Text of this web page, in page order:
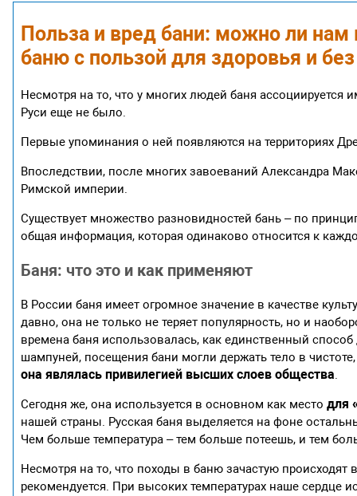
Польза и вред бани: можно ли
баню с пользой для здоровья и
Несмотря на то, что у многих людей баня
Руси еще не было.
Первые упоминания о ней появляются на территориях
Впоследствии, после многих завоеваний Александра
Римской империи.
Существует множество разновидностей бань – по
общая информация, которая одинаково относится к
Баня: что это и как применяют
В России баня имеет огромное значение в качестве
давно, она не только не теряет популярность, но и
времена баня использовалась, как единственный
шампуней, посещения бани могли держать тело в
она являлась привилегией высших слоев общества.
Сегодня же, она используется в основном как местодля
нашей страны. Русская баня выделяется на фоне
Чем больше температура – тем больше потеешь, и тем
Несмотря на то, что походы в баню зачастую происходят
рекомендуется. При высоких температурах наше